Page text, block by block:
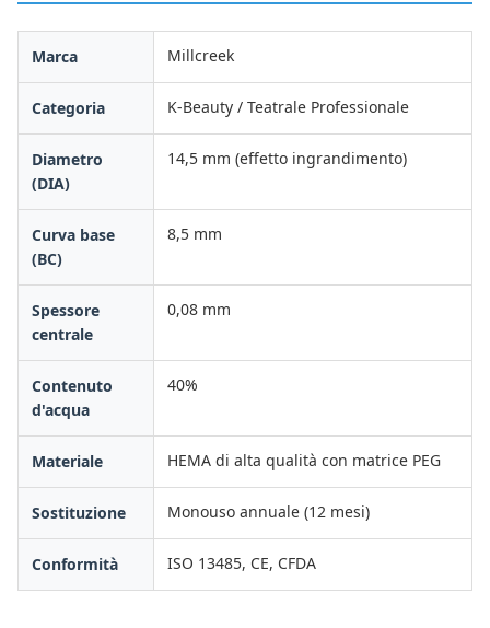
Marca Millcreek
Categoria K-Beauty / Teatrale Professionale
Diametro
(DIA)
14,5 mm (effetto ingrandimento)
Curva base
(BC)
8,5 mm
Spessore
centrale
0,08 mm
Contenuto
d'acqua
40%
Materiale HEMA di alta qualità con matrice PEG
Sostituzione Monouso annuale (12 mesi)
Conformità ISO 13485, CE, CFDA